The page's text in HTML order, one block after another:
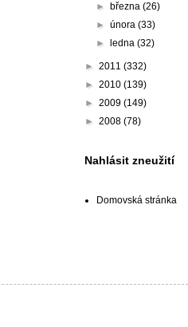
► března(26)
►února(33)
►
ledna(32)
► 2011 (332)
► 2010 (139)
► 2009 (149)
► 2008 (78)
Nahlásit zneužití
Domovská stránka